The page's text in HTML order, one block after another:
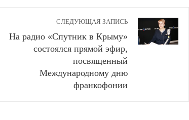
СЛЕДУЮЩАЯ ЗАПИСЬ
На радио «Спутник в Крыму»
состоялся прямой эфир,
посвященный
Международному дню
франкофонии